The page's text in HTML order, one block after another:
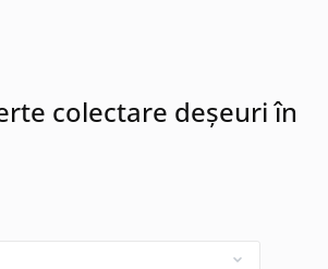
colectare deșeuri în